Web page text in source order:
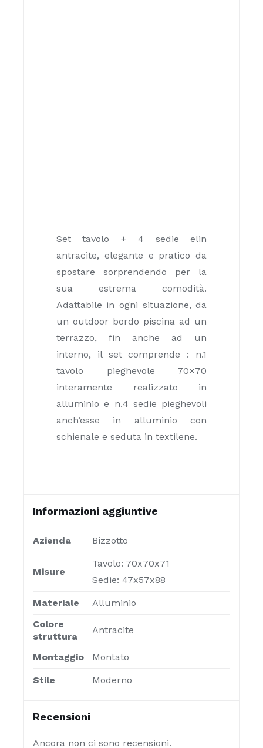
Set tavolo + 4 sedie elin
antracite, elegante e pratico da
spostare sorprendendo per la
sua estrema comodità.
Adattabile in ogni situazione, da
un outdoor bordo piscina ad un
terrazzo, fin anche ad un
interno, il set comprende : n.1
tavolo pieghevole 70×70
interamente realizzato in
alluminio e n.4 sedie pieghevoli
anch’esse in alluminio con
schienale e seduta in textilene.
Informazioni aggiuntive
Azienda Bizzotto
Misure
Tavolo: 70x70x71
Sedie: 47x57x88
Materiale
Alluminio
Colore
struttura
Antracite
Montaggio Montato
Stile Moderno
Recensioni
Ancora non ci sono recensioni.